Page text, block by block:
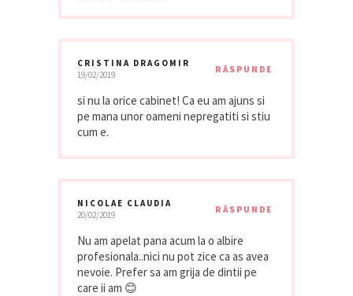
CRISTINA DRAGOMIR
19/02/2019
RĂSPUNDE
si nu la orice cabinet! Ca eu am ajuns si
pe mana unor oameni nepregatiti si stiu
cum e.
NICOLAE CLAUDIA
20/02/2019
RĂSPUNDE
Nu am apelat pana acum la o albire
profesionala..nici nu pot zice ca as avea
nevoie. Prefer sa am grija de dintii pe
care ii am 😊